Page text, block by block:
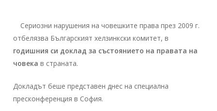
Сериозни нарушения на човешките права през 2009 г.
отбелязва Българският хелзинкски комитет, в
годишния си доклад за състоянието на правата на
човека в страната.
Докладът беше представен днес на специална
пресконференция в София.